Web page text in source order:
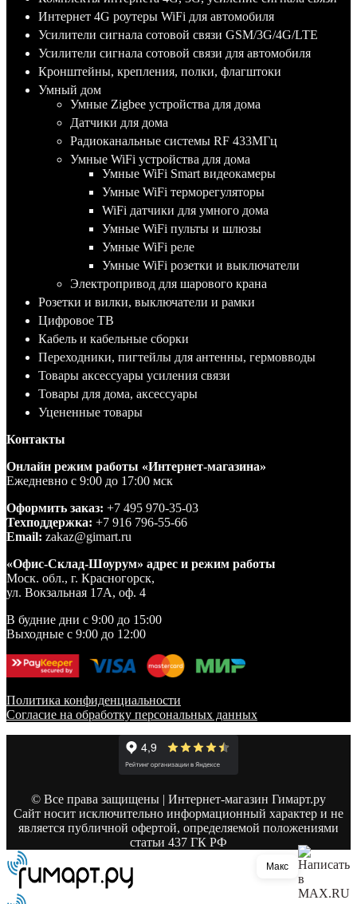
Интернет 4G роутеры WiFi для автомобиля
Усилители сигнала сотовой связи GSM/3G/4G/LTE
Усилители сигнала сотовой связи для автомобиля
Кронштейны, крепления, полки, флагштоки
Умный дом
Умные Zigbee устройства для дома
Датчики для дома
Радиоканальные системы RF 433МГц
Умные WiFi устройства для дома
Умные WiFi Smart видеокамеры
Умные WiFi терморегуляторы
WiFi датчики для умного дома
Умные WiFi пульты и шлюзы
Умные WiFi реле
Умные WiFi розетки и выключатели
Электропривод для шарового крана
Розетки и вилки, выключатели и рамки
Цифровое ТВ
Кабель и кабельные сборки
Переходники, пигтейлы для антенны, гермовводы
Товары аксессуары усиления связи
Товары для дома, аксессуары
Уцененные товары
Контакты
Онлайн режим работы «Интернет-магазина»
Ежедневно с 9:00 до 17:00 мск
Оформить заказ: +7 495 970-35-03
Техподдержка: +7 916 796-55-66
Email: zakaz@gimart.ru
«Офис-Склад-Шоурум» адрес и режим работы
Моск. обл., г. Красногорск,
ул. Вокзальная 17А, оф. 4
В будние дни с 9:00 до 15:00
Выходные с 9:00 до 12:00
Политика конфиденциальности
Согласие на обработку персональных данных
© Все права защищены | Интернет-магазин Гимарт.ру
Сайт носит исключительно информационный характер и не
является публичной офертой, определяемой положениями
статьи 437 ГК РФ
Макс